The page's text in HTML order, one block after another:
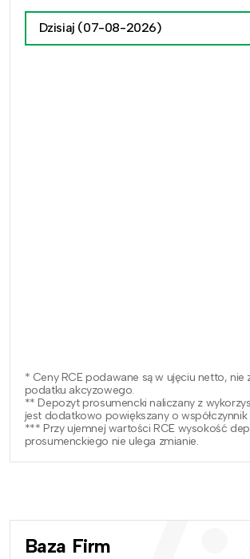
Dzisiaj (07-08-2026)
* Ceny RCE podawane są w ujęciu netto, nie
podatku akcyzowego.
** Depozyt prosumencki naliczany z
jest dodatkowo powiększany o współczynnik
*** Przy ujemnej wartości RCE wysokość
prosumenckiego nie ulega zmianie.
Baza Firm